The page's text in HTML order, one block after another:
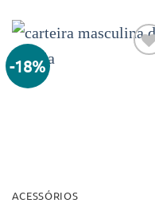
-18%
ACESSÓRIOS